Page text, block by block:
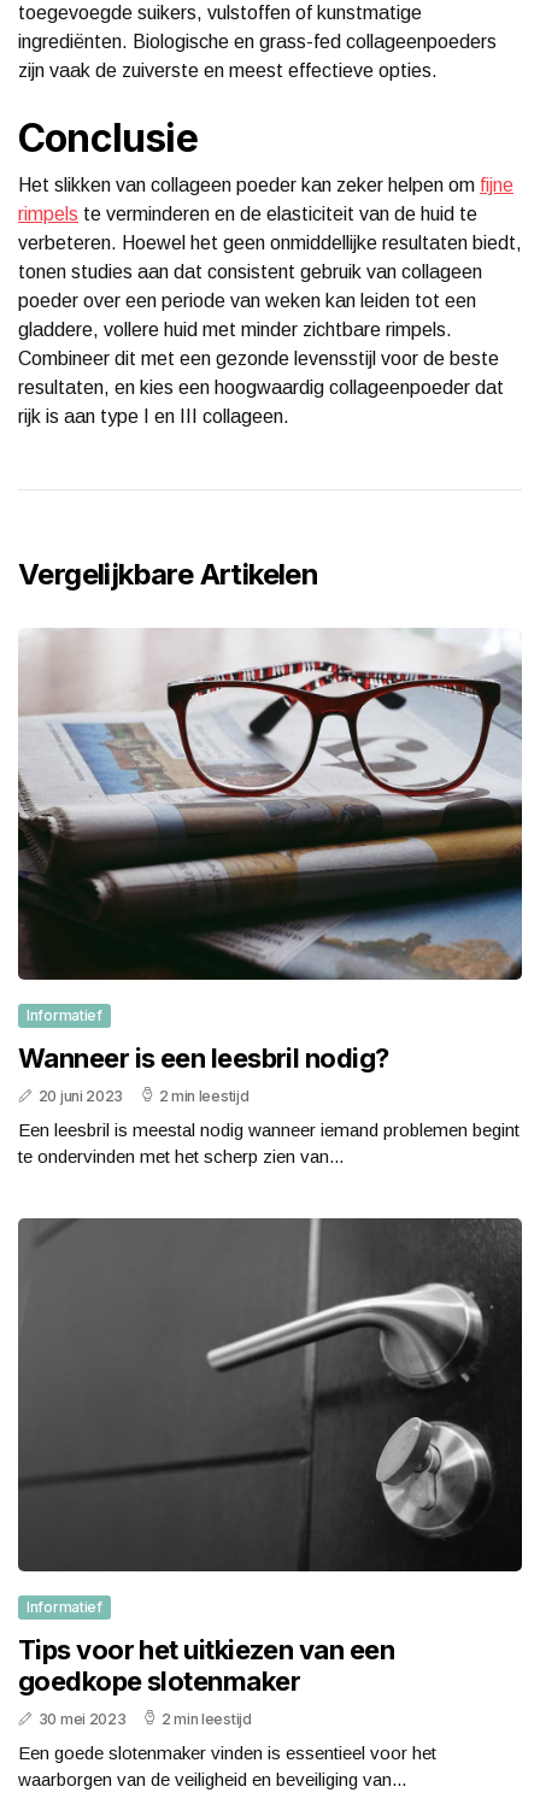
toegevoegde suikers, vulstoffen of kunstmatige
ingrediënten. Biologische en grass-fed collageenpoeders
zijn vaak de zuiverste en meest effectieve opties.
Conclusie
Het slikken van collageen poeder kan zeker helpen om fijne
rimpels te verminderen en de elasticiteit van de huid te
verbeteren. Hoewel het geen onmiddellijke resultaten biedt,
tonen studies aan dat consistent gebruik van collageen
poeder over een periode van weken kan leiden tot een
gladdere, vollere huid met minder zichtbare rimpels.
Combineer dit met een gezonde levensstijl voor de beste
resultaten, en kies een hoogwaardig collageenpoeder dat
rijk is aan type I en III collageen.
Vergelijkbare Artikelen
Informatief
Wanneer is een leesbril nodig?
20 juni 2023 2 min leestijd
Een leesbril is meestal nodig wanneer iemand problemen begint
te ondervinden met het scherp zien van...
Informatief
Tips voor het uitkiezen van een
goedkope slotenmaker
30 mei 2023 2 min leestijd
Een goede slotenmaker vinden is essentieel voor het
waarborgen van de veiligheid en beveiliging van...